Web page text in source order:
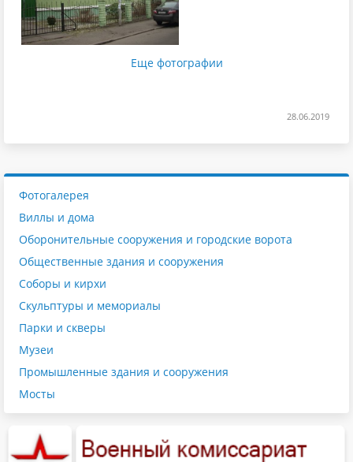
Еще фотографии
28.06.2019
Фотогалерея
Виллы и дома
Оборонительные сооружения и городские ворота
Общественные здания и сооружения
Соборы и кирхи
Скульптуры и мемориалы
Парки и скверы
Музеи
Промышленные здания и сооружения
Мосты